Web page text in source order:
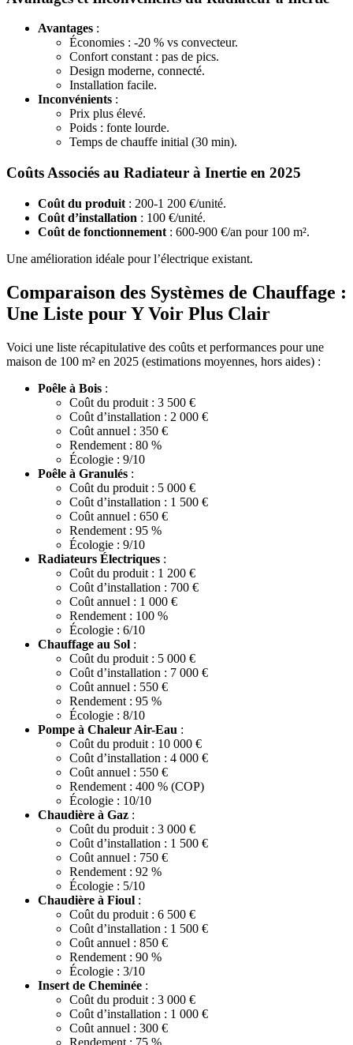
Avantages :
Économies : -20 % vs convecteur.
Confort constant : pas de pics.
Design moderne, connecté.
Installation facile.
Inconvénients :
Prix plus élevé.
Poids : fonte lourde.
Temps de chauffe initial (30 min).
Coûts Associés au Radiateur à Inertie en 2025
Coût du produit : 200-1 200 €/unité.
Coût d’installation : 100 €/unité.
Coût de fonctionnement : 600-900 €/an pour 100 m².
Une amélioration idéale pour l’électrique existant.
Comparaison des Systèmes de Chauffage :
Une Liste pour Y Voir Plus Clair
Voici une liste récapitulative des coûts et performances pour une
maison de 100 m² en 2025 (estimations moyennes, hors aides) :
Poêle à Bois :
Coût du produit : 3 500 €
Coût d’installation : 2 000 €
Coût annuel : 350 €
Rendement : 80 %
Écologie : 9/10
Poêle à Granulés :
Coût du produit : 5 000 €
Coût d’installation : 1 500 €
Coût annuel : 650 €
Rendement : 95 %
Écologie : 9/10
Radiateurs Électriques :
Coût du produit : 1 200 €
Coût d’installation : 700 €
Coût annuel : 1 000 €
Rendement : 100 %
Écologie : 6/10
Chauffage au Sol :
Coût du produit : 5 000 €
Coût d’installation : 7 000 €
Coût annuel : 550 €
Rendement : 95 %
Écologie : 8/10
Pompe à Chaleur Air-Eau :
Coût du produit : 10 000 €
Coût d’installation : 4 000 €
Coût annuel : 550 €
Rendement : 400 % (COP)
Écologie : 10/10
Chaudière à Gaz :
Coût du produit : 3 000 €
Coût d’installation : 1 500 €
Coût annuel : 750 €
Rendement : 92 %
Écologie : 5/10
Chaudière à Fioul :
Coût du produit : 6 500 €
Coût d’installation : 1 500 €
Coût annuel : 850 €
Rendement : 90 %
Écologie : 3/10
Insert de Cheminée :
Coût du produit : 3 000 €
Coût d’installation : 1 000 €
Coût annuel : 300 €
Rendement : 75 %